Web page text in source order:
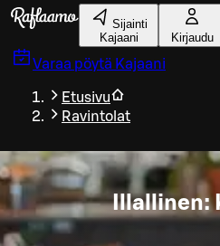
Siirry pääsisältöön
Sijainti
Kajaani
Kirjaudu
Varaa pöytä Kajaani
Etusivu
Ravintolat
Illallinen: